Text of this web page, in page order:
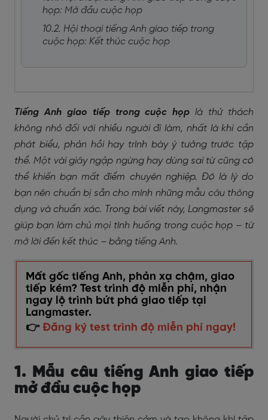
họp: Mở đầu cuộc họp
10.2. Hội thoại tiếng Anh giao tiếp trong
cuộc họp: Kết thúc cuộc họp
Tiếng Anh giao tiếp trong cuộc họp là thử thách
không nhỏ đối với nhiều người đi làm, nhất là khi cần
phát biểu, phản hồi hay trình bày ý tưởng trước tập
thể. Một vài giây ngập ngừng hay dùng sai từ cũng có
thể khiến bạn mất điểm chuyên nghiệp. Đó là lý do
bạn nên chuẩn bị sẵn cho mình những mẫu câu thông
dụng và chuẩn xác. Trong bài viết này, Langmaster sẽ
giúp bạn làm chủ mọi tình huống trong cuộc họp – từ
mở lời đến kết thúc – bằng tiếng Anh.
Mất gốc tiếng Anh, phản xạ chậm, giao
tiếp kém? Test trình độ miễn phí, nhận
ngay lộ trình bứt phá giao tiếp tại
Langmaster.
👉 Đăng ký test trình độ miễn phí ngay!
1. Mẫu câu tiếng Anh giao tiếp
mở đầu cuộc họp